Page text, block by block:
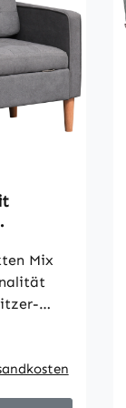
78 cm,
Mix